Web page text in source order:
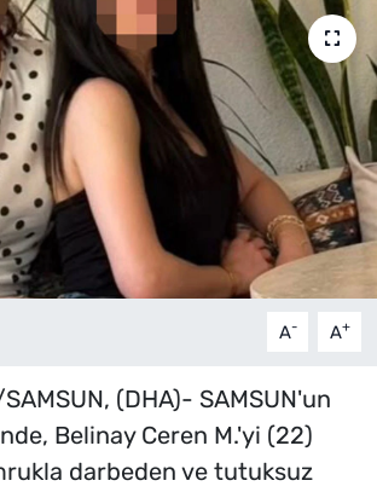
A- A+
(DHA)- SAMSUN'un
Belinay Ceren M.'yi (22)
darbeden ve tutuksuz